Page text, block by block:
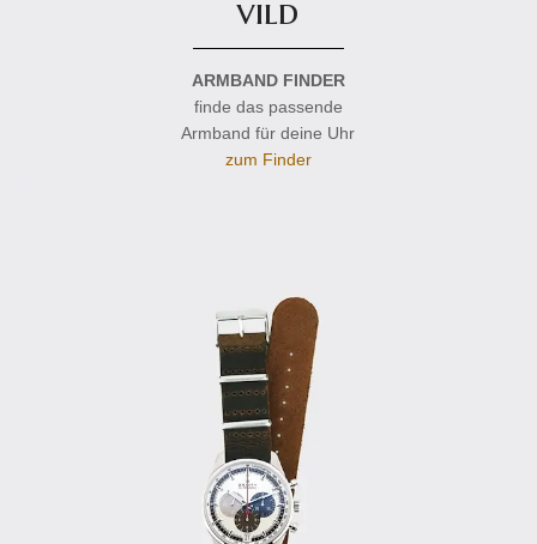
vild
ARMBAND FINDER
finde das passende
Armband für deine Uhr
zum Finder